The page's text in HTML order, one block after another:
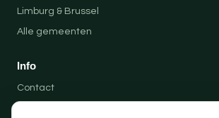
Limburg & Brussel
Alle gemeenten
Info
Contact